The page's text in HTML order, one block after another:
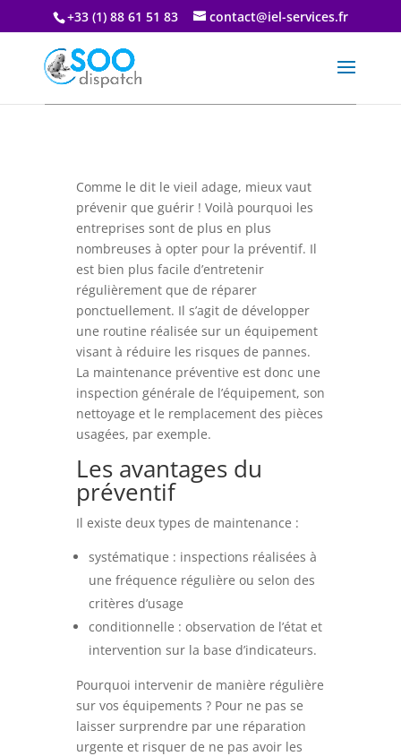
+33 (1) 88 61 51 83 contact@iel-services.fr
Comme le dit le vieil adage, mieux vaut
prévenir que guérir ! Voilà pourquoi les
entreprises sont de plus en plus
nombreuses à opter pour la préventif. Il
est bien plus facile d’entretenir
régulièrement que de réparer
ponctuellement. Il s’agit de développer
une routine réalisée sur un équipement
visant à réduire les risques de pannes.
La maintenance préventive est donc une
inspection générale de l’équipement, son
nettoyage et le remplacement des pièces
usagées, par exemple.
Les avantages du
préventif
Il existe deux types de maintenance :
systématique : inspections réalisées à
une fréquence régulière ou selon des
critères d’usage
conditionnelle : observation de l’état et
intervention sur la base d’indicateurs.
Pourquoi intervenir de manière régulière
sur vos équipements ? Pour ne pas se
laisser surprendre par une réparation
urgente et risquer de ne pas avoir les